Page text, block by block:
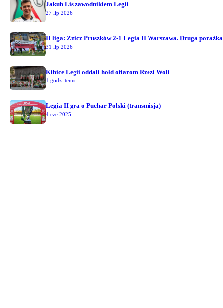
Jakub Lis zawodnikiem Legii
27 lip 2026
II liga: Znicz Pruszków 2-1 Legia II Warszawa. Druga porażka
31 lip 2026
Kibice Legii oddali hołd ofiarom Rzezi Woli
1 godz. temu
Legia II gra o Puchar Polski (transmisja)
4 cze 2025